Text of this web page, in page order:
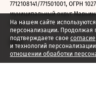
На нашем сайте
персонализации. Продолжая
подтверждаете свое согласие
и технологий
отношении обработки
7712108141/771501001, ОГРН
муниципальный округ
2026